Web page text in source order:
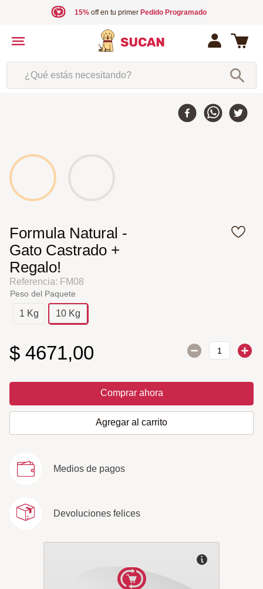
15%off en tu primer Pedido Programado
¿Qué estás necesitando?
Formula Natural -
Gato Castrado +
Regalo!
Referencia: FM08
Peso del Paquete
1 Kg 10 Kg
$ 4671,00
Comprar ahora
Agregar al carrito
Medios de pagos
Devoluciones felices